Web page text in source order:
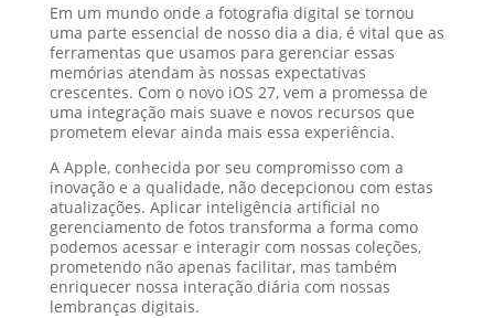
Em um mundo onde a fotografia digital se tornou
uma parte essencial de nosso dia a dia, é vital que as
ferramentas que usamos para gerenciar essas
memórias atendam às nossas expectativas
crescentes. Com o novo iOS 27, vem a promessa de
uma integração mais suave e novos recursos que
prometem elevar ainda mais essa experiência.
A Apple, conhecida por seu compromisso com a
inovação e a qualidade, não decepcionou com estas
atualizações. Aplicar inteligência artificial no
gerenciamento de fotos transforma a forma como
podemos acessar e interagir com nossas coleções,
prometendo não apenas facilitar, mas também
enriquecer nossa interação diária com nossas
lembranças digitais.